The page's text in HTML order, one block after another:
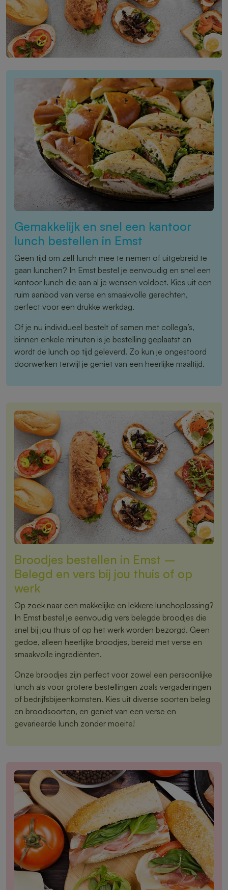
Gemakkelijk en snel een kantoor
lunch bestellen in Emst
Geen tijd om zelf lunch mee te nemen of uitgebreid te
gaan lunchen? In Emst bestel je eenvoudig en snel een
kantoor lunch die aan al je wensen voldoet. Kies uit een
ruim aanbod van verse en smaakvolle gerechten,
perfect voor een drukke werkdag.
Of je nu individueel bestelt of samen met collega’s,
binnen enkele minuten is je bestelling geplaatst en
wordt de lunch op tijd geleverd. Zo kun je ongestoord
doorwerken terwijl je geniet van een heerlijke maaltijd.
Broodjes bestellen in Emst –
Belegd en vers bij jou thuis of op
werk
Op zoek naar een makkelijke en lekkere lunchoplossing?
In Emst bestel je eenvoudig vers belegde broodjes die
snel bij jou thuis of op het werk worden bezorgd. Geen
gedoe, alleen heerlijke broodjes, bereid met verse en
smaakvolle ingrediënten.
Onze broodjes zijn perfect voor zowel een persoonlijke
lunch als voor grotere bestellingen zoals vergaderingen
of bedrijfsbijeenkomsten. Kies uit diverse soorten beleg
en broodsoorten, en geniet van een verse en
gevarieerde lunch zonder moeite!